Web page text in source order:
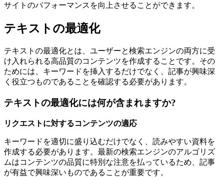
サイトのパフォーマンスを向上させることができます。
テキストの最適化
テキストの最適化とは、ユーザーと検索エンジンの両方に受
け入れられる高品質のコンテンツを作成することです。その
ためには、キーワードを挿入するだけでなく、記事が興味深
く役立つものであることを確認する必要があります。
テキストの最適化には何が含まれますか?
リクエストに対するコンテンツの適応
キーワードを適切に盛り込むだけでなく、読みやすい資料を
作成する必要があります。最新の検索エンジンのアルゴリズ
ムはコンテンツの品質に特別な注意を払っているため、記事
が有益で興味深いものであることが重要です。